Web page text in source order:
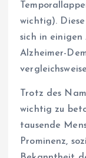
wichtig).
sich in
Alzheimer-
Trotz des
wichtig zu
tausende
Prominenz,